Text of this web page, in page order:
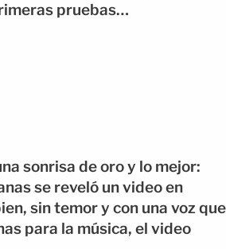
pruebas…
sonrisa de oro y lo mejor:
se reveló un video en
sin temor y con una voz que
para la música, el video